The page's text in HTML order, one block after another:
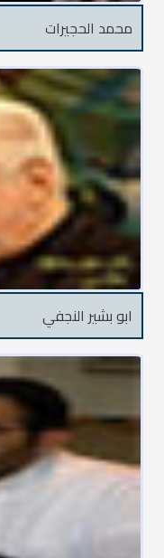
محمد الحجيرات
ابو بشير النجفي